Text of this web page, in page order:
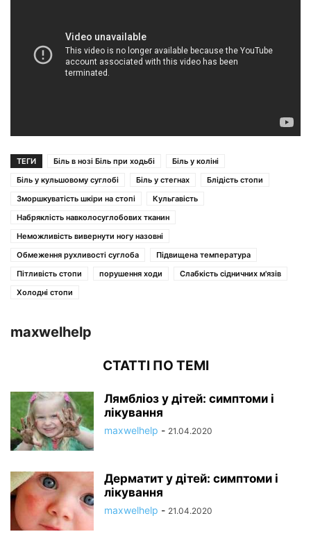
ТЕГИ Біль в нозі Біль при ходьбі
Біль у коліні
Біль у кульшовому суглобі
Біль у стегнах
Блідість стопи
Зморшкуватість шкіри на стопі
Кульгавість
Набряклість навколосуглобових тканин
Неможливість вивернути ногу назовні
Обмеження рухливості суглоба
Підвищена температура
Пітливість стопи
порушення ходи
Слабкість сідничних м'язів
Холодні стопи
maxwelhelp
СТАТТІ ПО ТЕМІ
Лямбліоз у дітей: симптоми і
лікування
maxwelhelp - 21.04.2020
Дерматит у дітей: симптоми і
лікування
maxwelhelp - 21.04.2020